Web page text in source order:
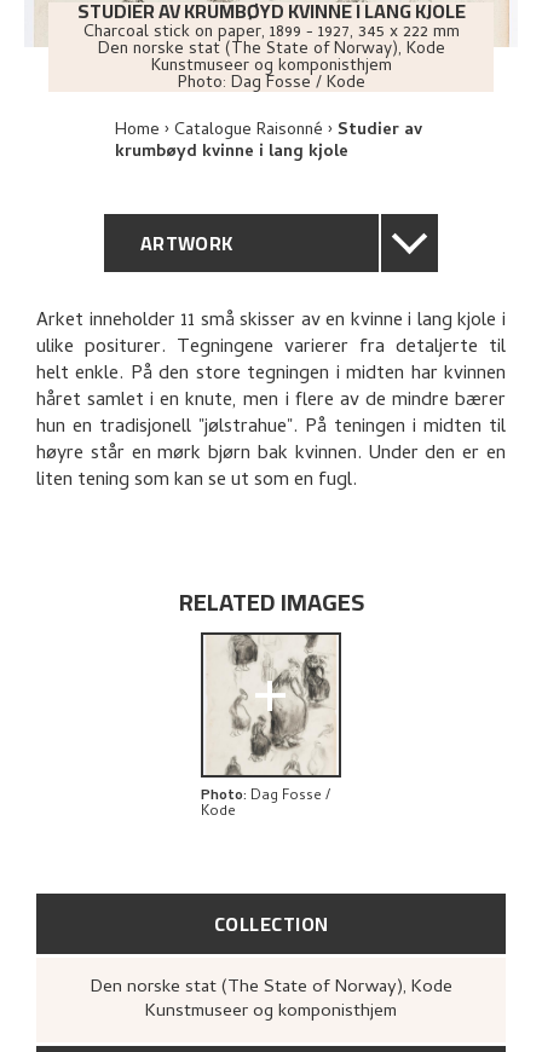
STUDIER AV KRUMBØYD KVINNE I LANG KJOLE
Charcoal stick on paper, 1899 - 1927, 345 x 222 mm
Den norske stat (The State of Norway), Kode
Kunstmuseer og komponisthjem
Photo: Dag Fosse / Kode
Home Catalogue Raisonné Studier av
krumbøyd kvinne i lang kjole
ARTWORK
GENERAL DESCRIPTION
TECHNICAL DESCRIPTION
PROVENANCE
EXPLORE
COLLECTION
Den norske stat (The State of Norway), Kode
Kunstmuseer og komponisthjem
Arket inneholder 11 små skisser av en kvinne i lang kjole i
ulike positurer. Tegningene varierer fra detaljerte til
helt enkle. På den store tegningen i midten har kvinnen
håret samlet i en knute, men i flere av de mindre bærer
hun en tradisjonell "jølstrahue". På teningen i midten til
høyre står en mørk bjørn bak kvinnen. Under den er en
liten tening som kan se ut som en fugl.
RELATED IMAGES
+
Photo: Dag Fosse /
Kode